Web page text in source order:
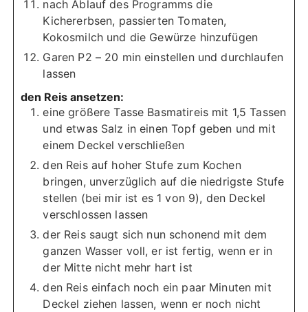
nach Ablauf des Programms die
Kichererbsen, passierten Tomaten,
Kokosmilch und die Gewürze hinzufügen
Garen P2 – 20 min einstellen und durchlaufen
lassen
den Reis ansetzen:
eine größere Tasse Basmatireis mit 1,5 Tassen
und etwas Salz in einen Topf geben und mit
einem Deckel verschließen
den Reis auf hoher Stufe zum Kochen
bringen, unverzüglich auf die niedrigste Stufe
stellen (bei mir ist es 1 von 9), den Deckel
verschlossen lassen
der Reis saugt sich nun schonend mit dem
ganzen Wasser voll, er ist fertig, wenn er in
der Mitte nicht mehr hart ist
den Reis einfach noch ein paar Minuten mit
Deckel ziehen lassen, wenn er noch nicht